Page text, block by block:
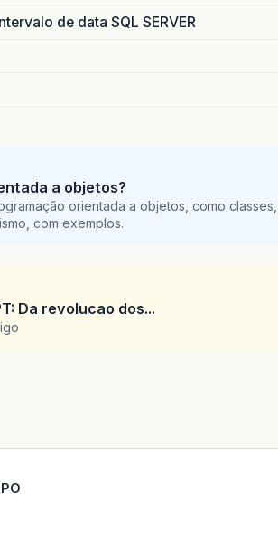
de data SQL SERVER
a objetos?
orientada a objetos, como classes,
com exemplos.
Da revolucao dos...